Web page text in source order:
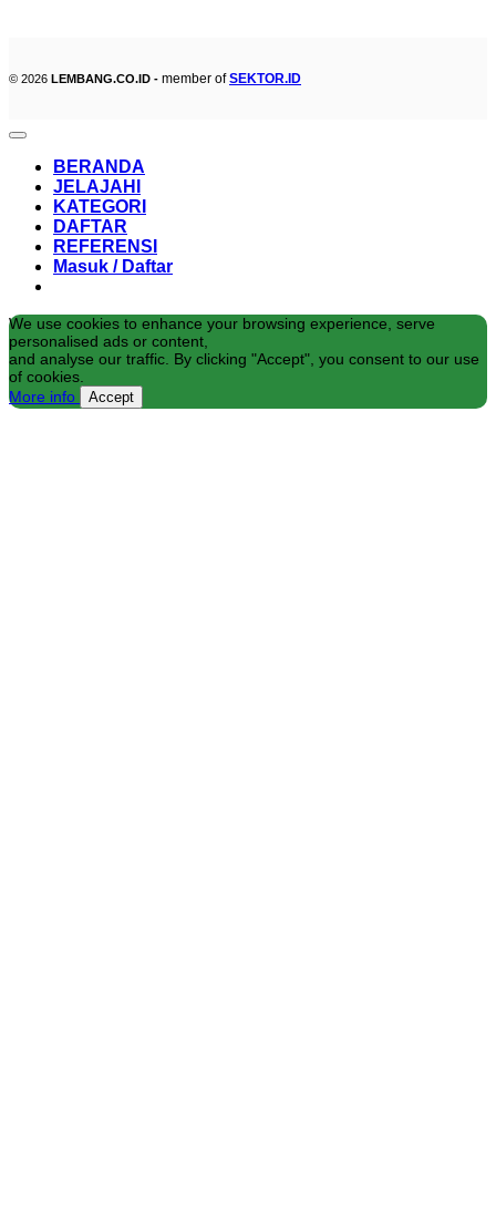
© 2026 LEMBANG.CO.ID - member ofSEKTOR.ID
BERANDA
JELAJAHI
KATEGORI
DAFTAR
REFERENSI
Masuk / Daftar
We use cookies to enhance your browsing experience, serve
personalised ads or content,
and analyse our traffic. By clicking "Accept", you consent to our use
of cookies.
More info
Accept